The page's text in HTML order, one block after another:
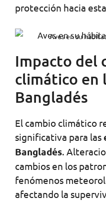
protección hacia
Aves en su
Impacto del
climático en
Bangladés
El cambio climático
significativa para las
Bangladés.
cambios en los
fenómenos
afectando la